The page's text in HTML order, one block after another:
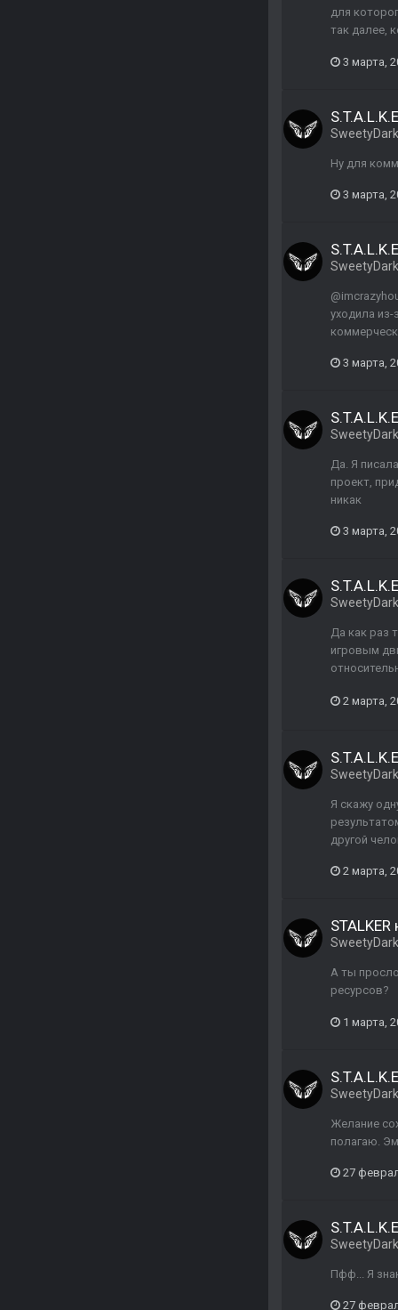
для
так далее,
3 марта,
Ну для
3 марта,
уходила из-
3 марта,
Да. Я
проект,
никак
3 марта,
Да как раз
игровым
2 марта,
Я скажу
другой
2 марта,
STALKER
А ты
ресурсов?
1 марта,
Желание
полагаю.
27
Пфф... Я
27